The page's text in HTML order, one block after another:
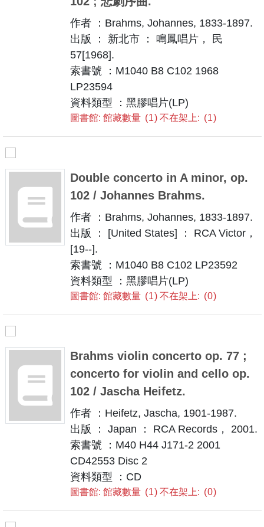
作者 ：Brahms, Johannes, 1833-1897.
出版 ： 新北市 ： 鳴鳳唱片， 民
57[1968].
索書號 ：M1040 B8 C102 1968
LP23594
資料類型 ：黑膠唱片(LP)
圖書館: 館藏數量 1 不在架上: 1
Double concerto in A minor, op.
102 / Johannes Brahms.
作者 ：Brahms, Johannes, 1833-1897.
出版 ： [United States] ： RCA Victor，
[19--].
索書號 ：M1040 B8 C102 LP23592
資料類型 ：黑膠唱片(LP)
圖書館: 館藏數量 1 不在架上: 0
Brahms violin concerto op. 77 ;
concerto for violin and cello op.
102 / Jascha Heifetz.
作者 ：Heifetz, Jascha, 1901-1987.
出版 ： Japan ： RCA Records， 2001.
索書號 ：M40 H44 J171-2 2001
CD42553 Disc 2
資料類型 ：CD
圖書館: 館藏數量 1 不在架上: 0